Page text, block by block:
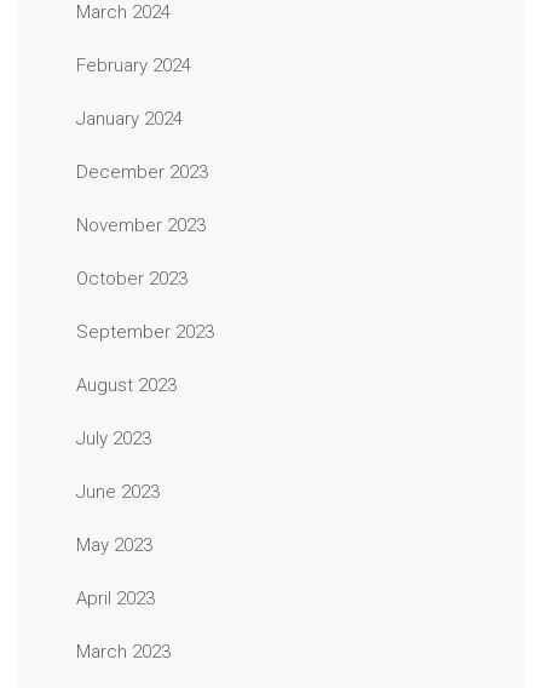
March 2024
February 2024
January 2024
December 2023
November 2023
October 2023
September 2023
August 2023
July 2023
June 2023
May 2023
April 2023
March 2023